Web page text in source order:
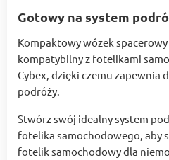
Gotowy na system
Kompaktowy wózek spacerowy
kompatybilny z fotelikami
Cybex, dzięki czemu zapewnia
podróży.
Stwórz swój idealny system
fotelika samochodowego, aby
fotelik samochodowy dla